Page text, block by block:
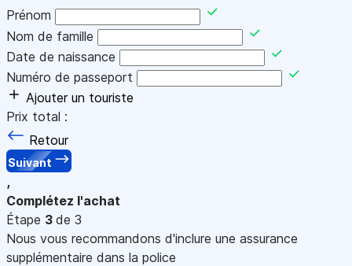
Prénom
Nom de famille
Date de naissance
Numéro de passeport
Ajouter un touriste
Prix total :
Retour
Suivant
,
Complétez l'achat
Étape 3 de 3
Nous vous recommandons d'inclure une assurance
supplémentaire dans la police